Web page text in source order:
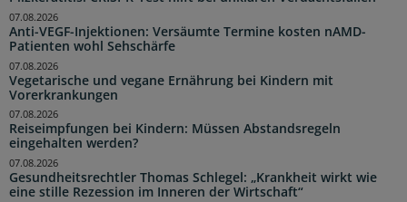
Anti-VEGF-Injektionen: Versäumte Termine kosten nAMD-
Patienten wohl Sehschärfe
07.08.2026
Vegetarische und vegane Ernährung bei Kindern mit
Vorerkrankungen
07.08.2026
Reiseimpfungen bei Kindern: Müssen Abstandsregeln
eingehalten werden?
07.08.2026
Gesundheitsrechtler Thomas Schlegel: „Krankheit wirkt wie
eine stille Rezession im Inneren der Wirtschaft“
07.08.2026